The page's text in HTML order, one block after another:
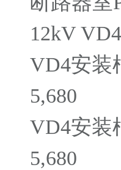
12kV
VD4安装
5,680
VD4安装
5,680